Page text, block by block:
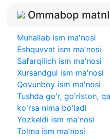
Ommabop
Muhallab ism ma'nosi
Eshquvvat ism ma'nosi
Safarqilich ism ma'nosi
Xursandgul ism ma'nosi
Qovunboy ism ma'nosi
Tushda go'r, go'riston,
ko'rsa nima bo'ladi
Yozkeldi ism ma'nosi
Tolma ism ma'nosi